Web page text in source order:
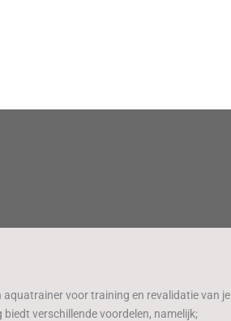
voor training en revalidatie van je
verschillende voordelen, namelijk;